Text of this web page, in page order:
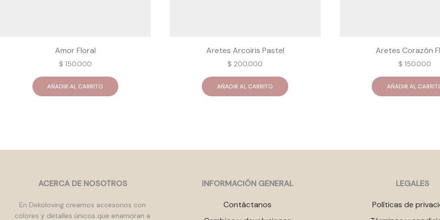
Amor Floral
$ 150.000
AÑADIR AL CARRITO
Aretes Arcoiris Pastel
$ 200.000
AÑADIR AL CARRITO
Aretes Corazón
$ 150.000
AÑADIR AL
ACERCA DE NOSOTROS
En Dekoloving creamos accesorios con
colores y detalles únicos que enamoran a
INFORMACIÓN GENERAL
Contáctanos
LEGALES
Políticas de